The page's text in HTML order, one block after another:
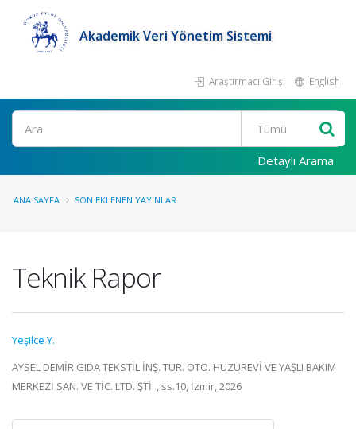
Akademik Veri Yönetim Sistemi
Araştırmacı Girişi English
Ara
Detaylı Arama
ANA SAYFA SON EKLENEN YAYINLAR
Teknik Rapor
Yeşilce Y.
AYSEL DEMİR GIDA TEKSTİL İNŞ. TUR. OTO. HUZUREVİ VE YAŞLI BAKIM
MERKEZİ SAN. VE TİC. LTD. ŞTİ. , ss.10, İzmir, 2026